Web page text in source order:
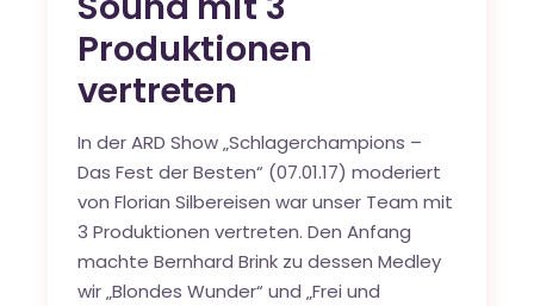
Produktionen
vertreten
In der ARD Show „Schlagerchampions –
Das Fest der Besten“ (07.01.17) moderiert
von Florian Silbereisen war unser Team mit
3 Produktionen vertreten. Den Anfang
machte Bernhard Brink zu dessen Medley
wir „Blondes Wunder“ und „Frei und